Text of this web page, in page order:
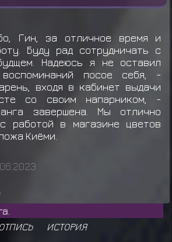
Гин, за отличное время и
Буду рад сотрудничать с
Надеюсь я не оставил
воспоминаний посое себя, -
входя в кабинет выдачи
со своим напарником, -
завершена. Мы отлично
работой в магазине цветов
Киёми.
ИСТОРИЯ